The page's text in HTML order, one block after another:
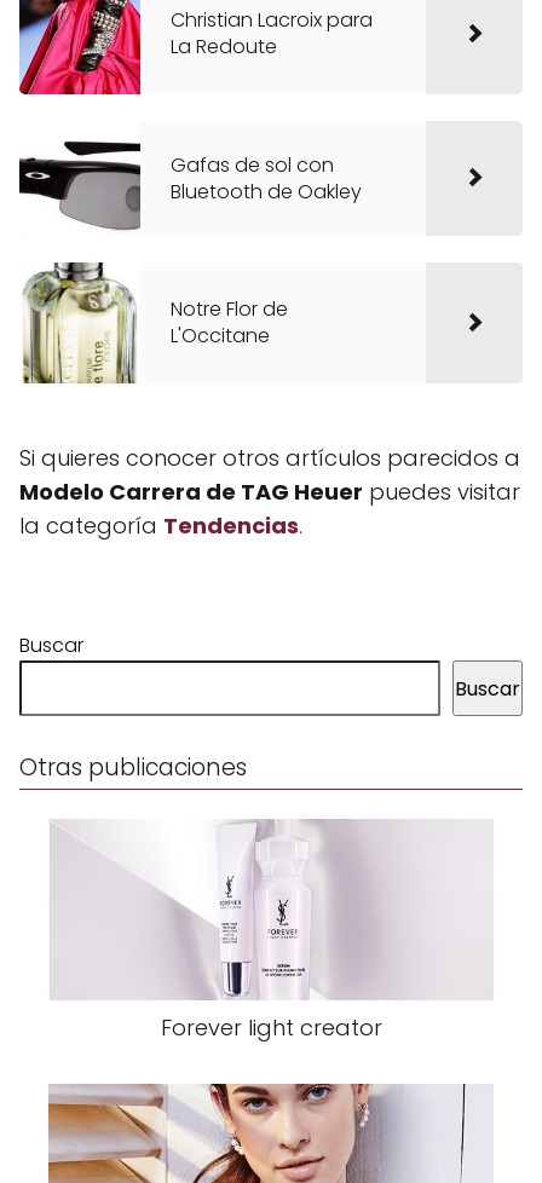
Christian Lacroix para
La Redoute
Gafas de sol con
Bluetooth de Oakley
Notre Flor de
L'Occitane
Si quieres conocer otros artículos parecidos a
Modelo Carrera de TAG Heuer puedes visitar
la categoría Tendencias.
Buscar
Buscar
Otras publicaciones
Forever light creator